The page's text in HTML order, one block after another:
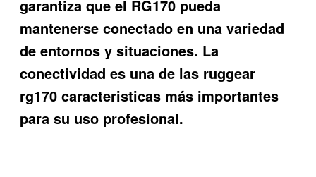
garantiza que el RG170 pueda
mantenerse conectado en una variedad
de entornos y situaciones. La
conectividad es una de las ruggear
rg170 caracteristicas más importantes
para su uso profesional.